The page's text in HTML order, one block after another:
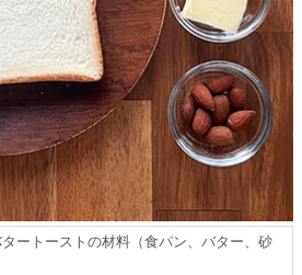
ートーストの材料（食パン、バター、砂